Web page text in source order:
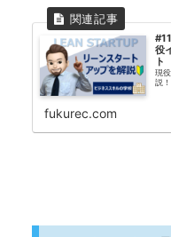
役
ト
現
説！
fukurec.com